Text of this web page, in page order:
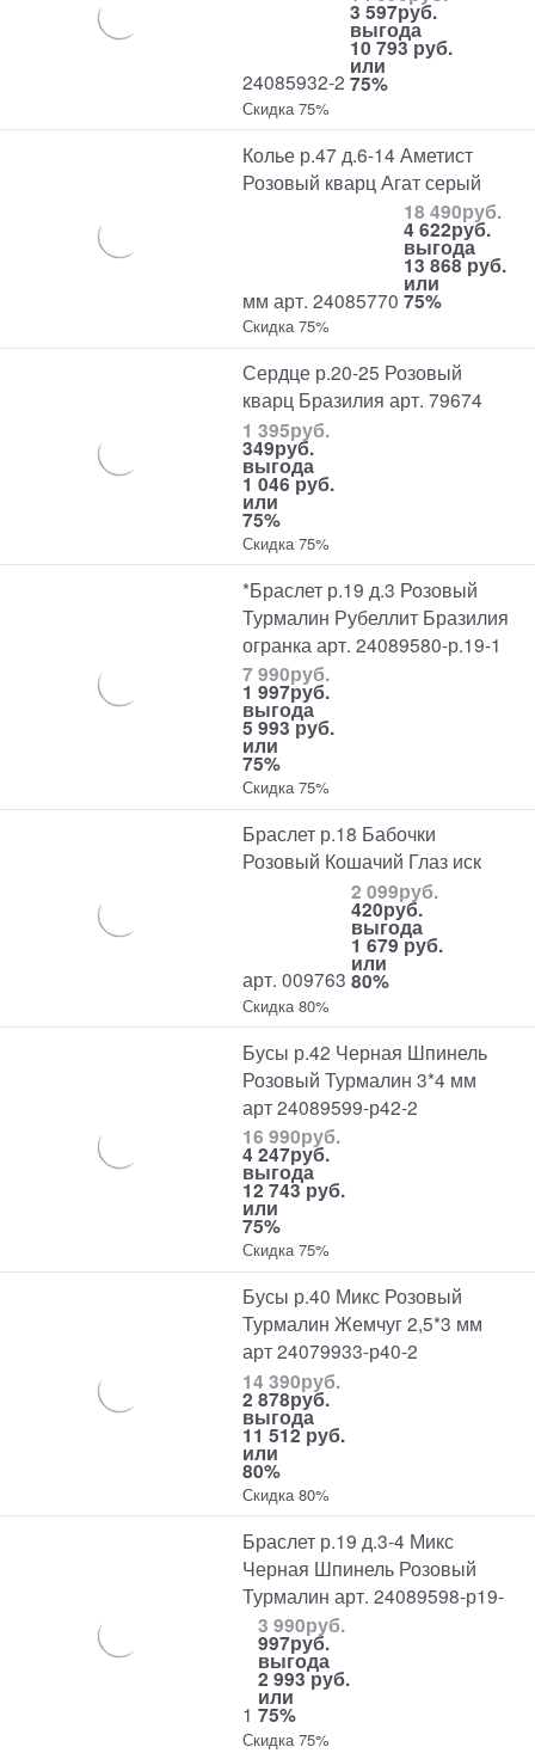
24085932-2
3 597руб.
выгода
10 793 руб.
или
75%
Скидка 75%
Колье р.47 д.6-14 Аметист
Розовый кварц Агат серый
мм арт. 24085770
18 490руб.
4 622руб.
выгода
13 868 руб.
или
75%
Скидка 75%
Сердце р.20-25 Розовый
кварц Бразилия арт. 79674
1 395руб.
349руб.
выгода
1 046 руб.
или
75%
Скидка 75%
*Браслет р.19 д.3 Розовый
Турмалин Рубеллит Бразилия
огранка арт. 24089580-р.19-1
7 990руб.
1 997руб.
выгода
5 993 руб.
или
75%
Скидка 75%
Браслет р.18 Бабочки
Розовый Кошачий Глаз иск
арт. 009763
2 099руб.
420руб.
выгода
1 679 руб.
или
80%
Скидка 80%
Бусы р.42 Черная Шпинель
Розовый Турмалин 3*4 мм
арт 24089599-р42-2
16 990руб.
4 247руб.
выгода
12 743 руб.
или
75%
Скидка 75%
Бусы р.40 Микс Розовый
Турмалин Жемчуг 2,5*3 мм
арт 24079933-р40-2
14 390руб.
2 878руб.
выгода
11 512 руб.
или
80%
Скидка 80%
Браслет р.19 д.3-4 Микс
Черная Шпинель Розовый
Турмалин арт. 24089598-р19-
1
3 990руб.
997руб.
выгода
2 993 руб.
или
75%
Скидка 75%